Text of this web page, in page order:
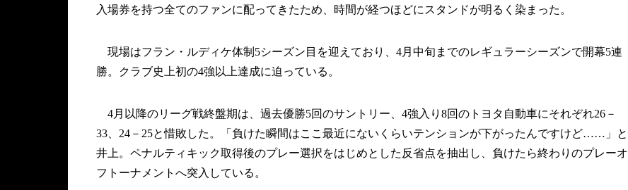
入場券を持つ全てのファンに配ってきたため、時間が経つほどにスタンドが明るく染まった。
現場はフラン・ルディケ体制5シーズン目を迎えており、4月中旬までのレギュラーシーズンで開幕5連
勝。クラブ史上初の4強以上達成に迫っている。
4月以降のリーグ戦終盤期は、過去優勝5回のサントリー、4強入り8回のトヨタ自動車にそれぞれ26－
33、24－25と惜敗した。「負けた瞬間はここ最近にないくらいテンションが下がったんですけど……」と
井上。ペナルティキック取得後のプレー選択をはじめとした反省点を抽出し、負けたら終わりのプレーオ
フトーナメントへ突入している。